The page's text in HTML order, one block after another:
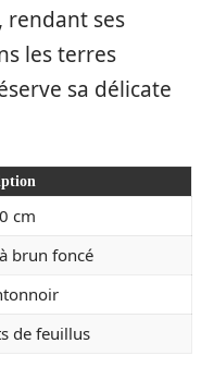
rendant ses
les terres
sa délicate
cm
brun foncé
de feuillus